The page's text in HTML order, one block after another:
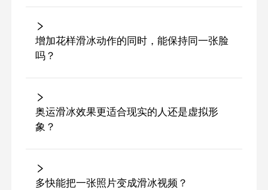
增加花样滑冰动作的同时，能保持同一张脸
吗？
奥运滑冰效果更适合现实的人还是虚拟形
象？
多快能把一张照片变成滑冰视频？